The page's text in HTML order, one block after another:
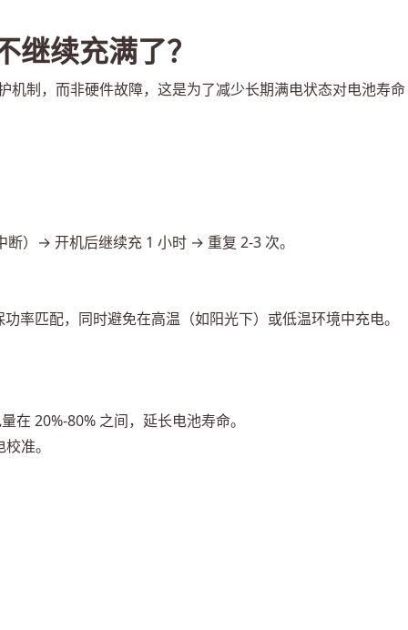
继续充满了？
机制，而非硬件故障，这是为了减少长期满电状态对电池寿命
）→ 开机后继续充 1 小时 → 重复 2-3 次。
率匹配，同时避免在高温（如阳光下）或低温环境中充电。
在 20%-80% 之间，延长电池寿命。
准。